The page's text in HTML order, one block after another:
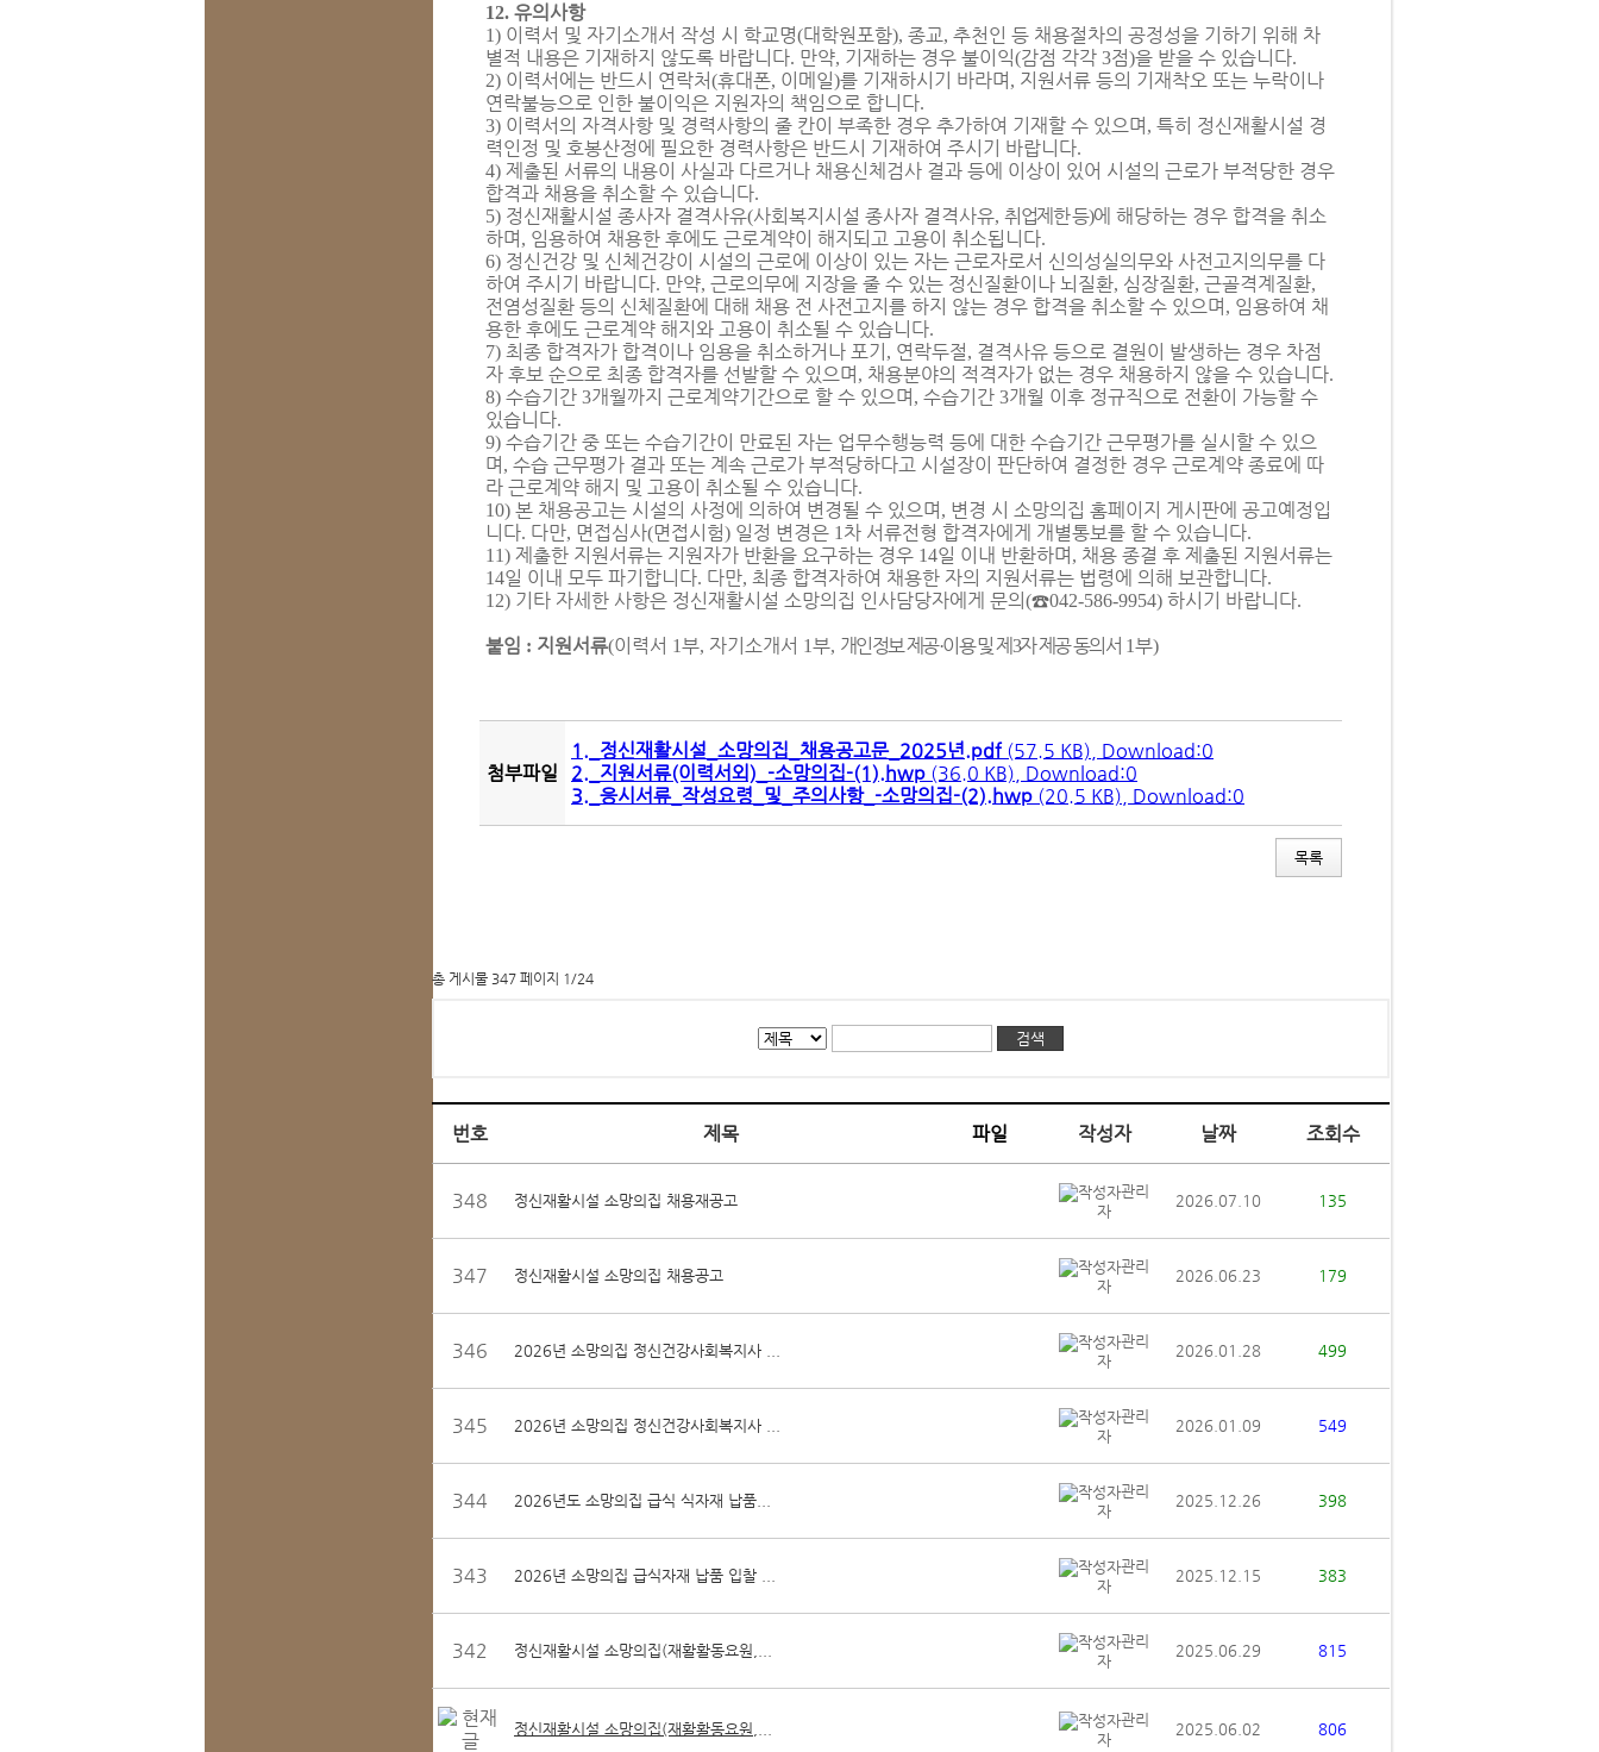
12. 유의사항
1) 이력서 및 자기소개서 작성 시 학교명(대학원포함), 종교, 추천인 등 채용절차의 공정성을 기하기 위해 차
별적 내용은 기재하지 않도록 바랍니다. 만약, 기재하는 경우 불이익(감점 각각 3점)을 받을 수 있습니다.
2) 이력서에는 반드시 연락처(휴대폰, 이메일)를 기재하시기 바라며 , 지원서류 등의 기재착오 또는 누락이나
연락불능으로 인한 불이익은 지원자의 책임으로 합니다.
3) 이력서의 자격사항 및 경력사항의 줄 칸이 부족한 경우 추가하여 기재할 수 있으며 , 특히 정신재활시설 경
력인정 및 호봉산정에 필요한 경력사항은 반드시 기재하여 주시기 바랍니다.
4) 제출된 서류의 내용이 사실과 다르거나 채용신체검사 결과 등에 이상이 있어 시설의 근로가 부적당한 경우
합격과 채용을 취소할 수 있습니다.
5) 정신재활시설 종사자 결격사유(사회복지시설 종사자 결격사유, 취업제한 등)에 해당하는 경우 합격을 취소
하며 , 임용하여 채용한 후에도 근로계약이 해지되고 고용이 취소됩니다.
6) 정신건강 및 신체건강이 시설의 근로에 이상이 있는 자는 근로자로서 신의성실의무와 사전고지의무를 다
하여 주시기 바랍니다. 만약, 근로의무에 지장을 줄 수 있는 정신질환이나 뇌질환, 심장질환, 근골격계질환,
전염성질환 등의 신체질환에 대해 채용 전 사전고지를 하지 않는 경우 합격을 취소할 수 있으며 , 임용하여 채
용한 후에도 근로계약 해지와 고용이 취소될 수 있습니다.
7) 최종 합격자가 합격이나 임용을 취소하거나 포기 , 연락두절, 결격사유 등으로 결원이 발생하는 경우 차점
자 후보 순으로 최종 합격자를 선발할 수 있으며 , 채용분야의 적격자가 없는 경우 채용하지 않을 수 있습니다.
8) 수습기간 3개월까지 근로계약기간으로 할 수 있으며 , 수습기간 3개월 이후 정규직으로 전환이 가능할 수
있습니다.
9) 수습기간 중 또는 수습기간이 만료된 자는 업무수행능력 등에 대한 수습기간 근무평가를 실시할 수 있으
며 , 수습 근무평가 결과 또는 계속 근로가 부적당하다고 시설장이 판단하여 결정한 경우 근로계약 종료에 따
라 근로계약 해지 및 고용이 취소될 수 있습니다.
10) 본 채용공고는 시설의 사정에 의하여 변경될 수 있으며 , 변경 시 소망의집 홈페이지 게시판에 공고예정입
니다. 다만, 면접심사(면접시험) 일정 변경은 1 차 서류전형 합격자에게 개별통보를 할 수 있습니다.
11) 제출한 지원서류는 지원자가 반환을 요구하는 경우 14일 이내 반환하며 , 채용 종결 후 제출된 지원서류는
14일 이내 모두 파기합니다. 다만, 최종 합격자하여 채용한 자의 지원서류는 법령에 의해 보관합니다.
12) 기타 자세한 사항은 정신재활시설 소망의집 인사담당자에게 문의 (☎042-586-9954) 하시기 바랍니다.
붙임 : 지원서류(이력서 1부, 자기소개서 1부, 개인정보 제공·이용 및 제 3자 제공 동의서 1부)
첨부파일
1._정신재활시설_소망의집_채용공고문_2025년.pdf(57.5 KB), Download:0
2._지원서류(이력서외)_-소망의집-(1).hwp (36.0 KB), Download:0
3._응시서류_작성요령_및_주의사항_-소망의집-(2).hwp (20.5 KB), Download:0
총 게시물 347 페이지 1/24
번호 제목 파일 작성자 날짜 조회수
348 정신재활시설 소망의집 채용재공고
관리
자
2026.07.10 135
347 정신재활시설 소망의집 채용공고
관리
자
2026.06.23 179
346 2026년 소망의집 정신건강사회복지사 ...
관리
자
2026.01.28 499
345 2026년 소망의집 정신건강사회복지사 ...
관리
자
2026.01.09 549
344 2026년도 소망의집 급식 식자재 납품...
관리
자
2025.12.26 398
343 2026년 소망의집 급식자재 납품 입찰 ...
관리
자
2025.12.15 383
342 정신재활시설 소망의집(재활활동요원,...
관리
자
2025.06.29 815
정신재활시설 소망의집(재활활동요원,...
관리
자
2025.06.02 806